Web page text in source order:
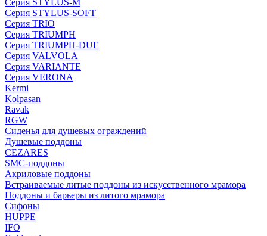
Серия STYLUS-M
Серия STYLUS-SOFT
Серия TRIO
Серия TRIUMPH
Серия TRIUMPH-DUE
Серия VALVOLA
Серия VARIANTE
Серия VERONA
Kermi
Kolpasan
Ravak
RGW
Сиденья для душевых ограждений
Душевые поддоны
CEZARES
SMC-поддоны
Акриловые поддоны
Встраиваемые литые поддоны из искусственного мрамора
Поддоны и барьеры из литого мрамора
Сифоны
HUPPE
IFO